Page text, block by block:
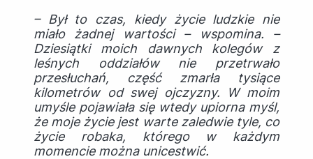
– Był to czas, kiedy życie ludzkie nie
miało żadnej wartości – wspomina. –
Dziesiątki moich dawnych kolegów z
leśnych oddziałów nie przetrwało
przesłuchań, część zmarła tysiące
kilometrów od swej ojczyzny. W moim
umyśle pojawiała się wtedy upiorna myśl,
że moje życie jest warte zaledwie tyle, co
życie robaka, którego w każdym
momencie można unicestwić.